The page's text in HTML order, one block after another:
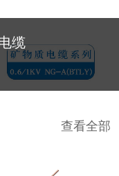
缆
查看全部